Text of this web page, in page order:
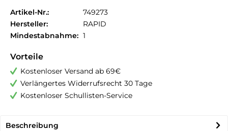
Artikel-Nr.:
749273
Hersteller:
RAPID
Mindestabnahme: 1
Vorteile
Kostenloser Versand ab 69€
Verlängertes Widerrufsrecht 30 Tage
Kostenloser Schullisten-Service
Beschreibung